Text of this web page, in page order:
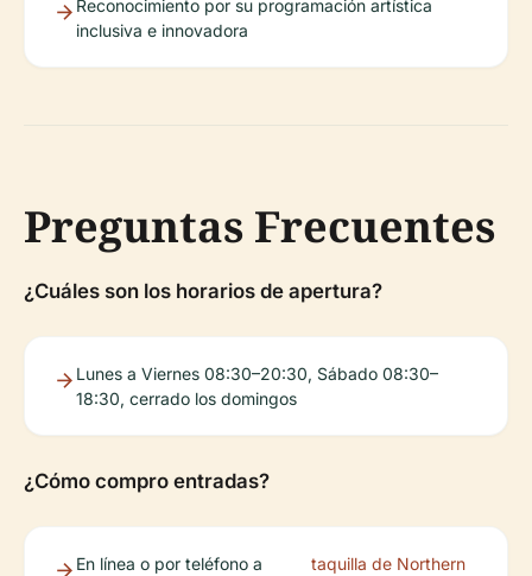
Reconocimiento por su programación artística
inclusiva e innovadora
Preguntas Frecuentes
¿Cuáles son los horarios de apertura?
Lunes a Viernes 08:30–20:30, Sábado 08:30–
18:30, cerrado los domingos
¿Cómo compro entradas?
En línea o por teléfono a
taquilla de Northern